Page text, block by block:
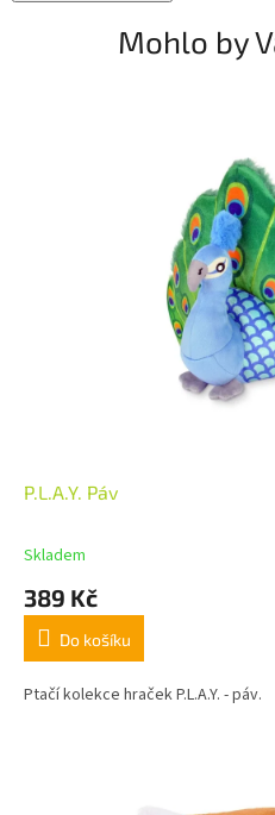
Mohlo by
P.L.A.Y. Páv
Skladem
389 Kč
Do košíku
Ptačí kolekce hraček P.L.A.Y. - páv.